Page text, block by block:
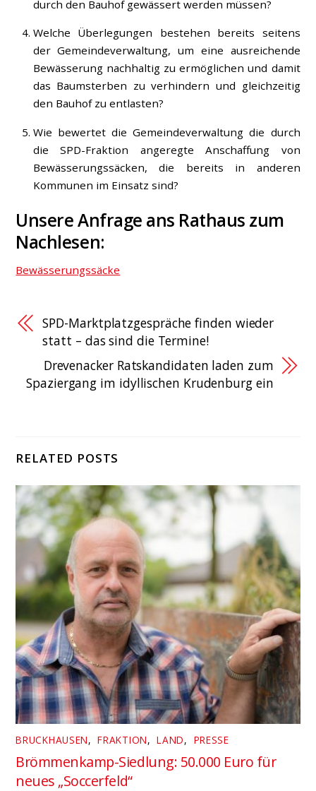
durch den Bauhof gewässert werden müssen?
Welche Überlegungen bestehen bereits seitens
der Gemeindeverwaltung, um eine ausreichende
Bewässerung nachhaltig zu ermöglichen und damit
das Baumsterben zu verhindern und gleichzeitig
den Bauhof zu entlasten?
Wie bewertet die Gemeindeverwaltung die durch
die SPD-Fraktion angeregte Anschaffung von
Bewässerungssäcken, die bereits in anderen
Kommunen im Einsatz sind?
Unsere Anfrage ans Rathaus zum
Nachlesen:
Bewässerungssäcke
SPD-Marktplatzgespräche finden wieder
statt – das sind die Termine!
Drevenacker Ratskandidaten laden zum
Spaziergang im idyllischen Krudenburg ein
RELATED POSTS
BRUCKHAUSEN, FRAKTION, LAND, PRESSE
Brömmenkamp-Siedlung: 50.000 Euro für
neues „Soccerfeld“